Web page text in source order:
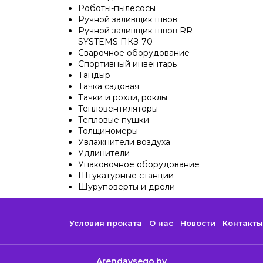
Роботы-пылесосы
Ручной заливщик швов
Ручной заливщик швов RR-
SYSTEMS ПКЗ-70
Сварочное оборудование
Спортивный инвентарь
Тандыр
Тачка садовая
Тачки и рохли, роклы
Тепловентиляторы
Тепловые пушки
Толщиномеры
Увлажнители воздуха
Удлинители
Упаковочное оборудование
Штукатурные станции
Шуруповерты и дрели
Условия проката О нас Новости Контакты